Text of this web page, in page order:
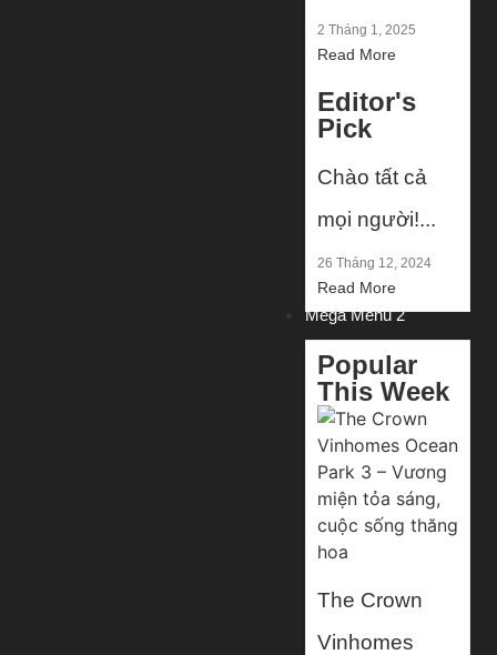
2 Tháng 1, 2025
Read More
Editor's
Pick
Chào tất cả
mọi người!...
26 Tháng 12, 2024
Read More
Mega Menu 2
Popular
This Week
The Crown
Vinhomes